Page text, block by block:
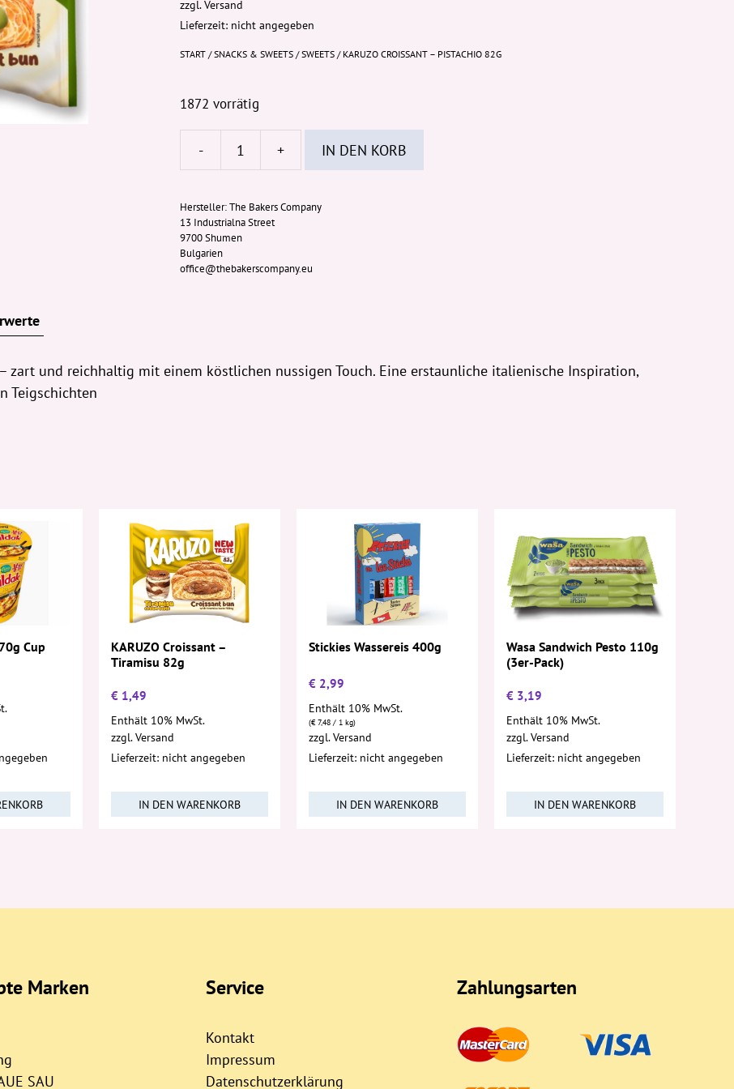
zzgl.Versand
Lieferzeit: nicht angegeben
START /SNACKS & SWEETS /SWEETS / KARUZO CROISSANT – PISTACHIO 82G
1872 vorrätig
-
-
Pistachio
82g
Menge
+ IN DEN KORB
Hersteller:The Bakers Company
13 Industrialna Street
9700 Shumen
Bulgarien
office@thebakerscompany.eu
zart und reichhaltig mit einem köstlichen nussigen Touch. Eine erstaunliche italienische Inspiration,
Teigschichten
Cup
KARUZO Croissant –
Tiramisu 82g
€ 1,49
Enthält 10% MwSt.
zzgl.Versand
Lieferzeit: nicht angegeben
IN DEN WARENKORB
Stickies Wassereis 400g
€ 2,99
Enthält 10% MwSt.
(€7,48 / 1 kg)
zzgl.Versand
Lieferzeit: nicht angegeben
IN DEN WARENKORB
Wasa Sandwich Pesto 110g
(3er-Pack)
€ 3,19
Enthält 10% MwSt.
zzgl.Versand
Lieferzeit: nicht angegeben
IN DEN WARENKORB
Marken
SAU
Service
Kontakt
Impressum
Datenschutzerklärung
Zahlungsarten